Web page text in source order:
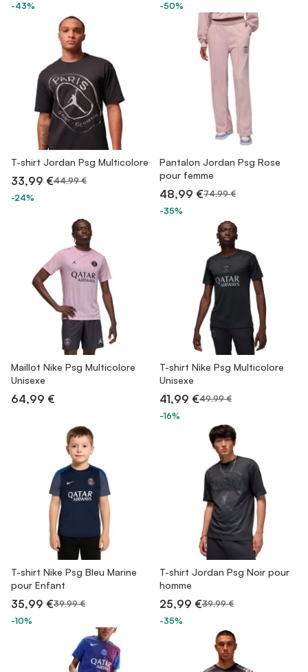
-43%
-50%
T-shirt Jordan Psg Multicolore
33,99 €44,99 €
-24%
Pantalon Jordan Psg Rose
pour femme
48,99 €74,99 €
-35%
Maillot Nike Psg Multicolore
Unisexe
64,99 €
T-shirt Nike Psg Multicolore
Unisexe
41,99 €49,99 €
-16%
T-shirt Nike Psg Bleu Marine
pour Enfant
35,99 €39,99 €
-10%
T-shirt Jordan Psg Noir pour
homme
25,99 €39,99 €
-35%